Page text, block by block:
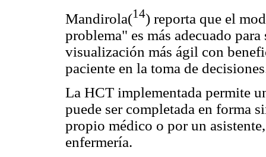
Mandirola(14) reporta que el
problema" es más adecuado
visualización más ágil con
paciente en la toma de
La HCT implementada permite
puede ser completada en forma
propio médico o por un
enfermería.